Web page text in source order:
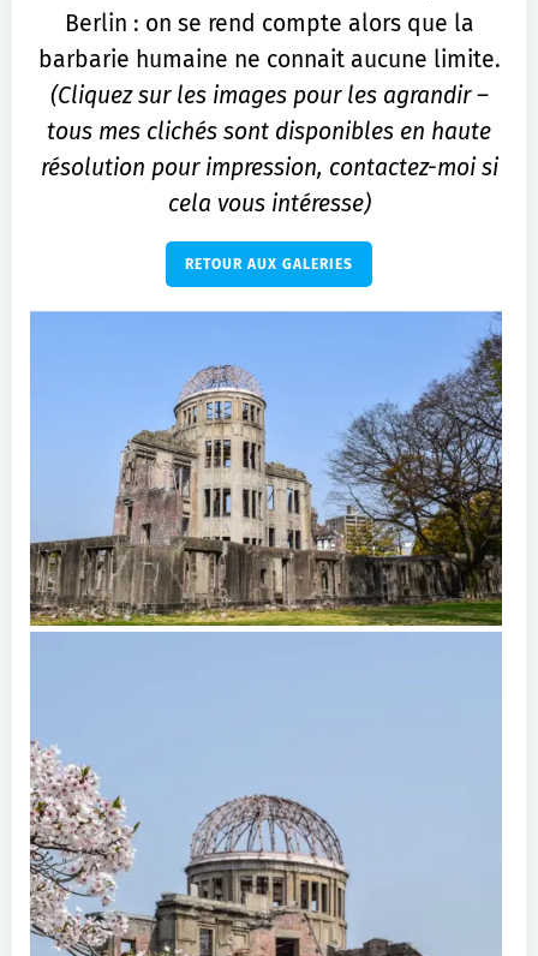
Berlin : on se rend compte alors que la
barbarie humaine ne connait aucune limite.
(Cliquez sur les images pour les agrandir –
tous mes clichés sont disponibles en haute
résolution pour impression, contactez-moi si
cela vous intéresse)
RETOUR AUX GALERIES